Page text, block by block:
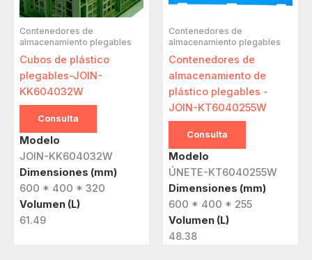
Contenedores de
almacenamiento plegables
Cubos de plástico
plegables-JOIN-
KK604032W
Consulta
Modelo
JOIN-KK604032W
Dimensiones (mm)
600 * 400 * 320
Volumen (L)
61.49
Contenedores de
almacenamiento plegables
Contenedores de
almacenamiento de
plástico plegables -
JOIN-KT6040255W
Consulta
Modelo
ÚNETE-KT6040255W
Dimensiones (mm)
600 * 400 * 255
Volumen (L)
48.38